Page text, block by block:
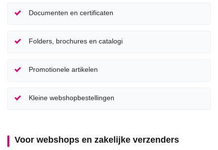
Documenten en certificaten
Folders, brochures en catalogi
Promotionele artikelen
Kleine webshopbestellingen
Voor webshops en zakelijke verzenders